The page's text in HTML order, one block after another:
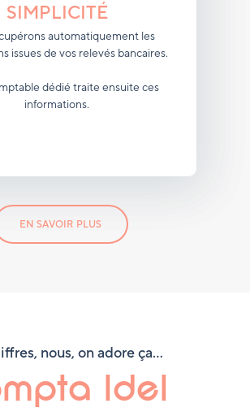
SIMPLICITÉ
automatiquement les
issues de vos relevés bancaires.
dédié traite ensuite ces
informations.
EN SAVOIR PLUS
nous, on adore ça…
Idel